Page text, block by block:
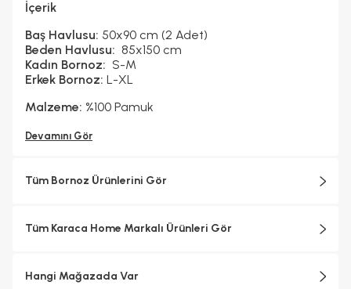
Evet
İçerik
Baş Havlusu: 50x90 cm (2 Adet)
Beden Havlusu: 85x150 cm
Kadın Bornoz: S-M
Erkek Bornoz: L-XL
Malzeme: %100 Pamuk
Devamını Gör
Tüm Bornoz Ürünlerini Gör
Tüm Karaca Home Markalı Ürünleri Gör
Hangi Mağazada Var